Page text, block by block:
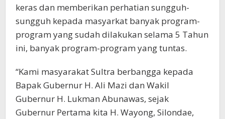
keras dan memberikan perhatian sungguh-
sungguh kepada masyarkat banyak program-
program yang sudah dilakukan selama 5 Tahun
ini, banyak program-program yang tuntas.
“Kami masyarakat Sultra berbangga kepada
Bapak Gubernur H. Ali Mazi dan Wakil
Gubernur H. Lukman Abunawas, sejak
Gubernur Pertama kita H. Wayong, Silondae,